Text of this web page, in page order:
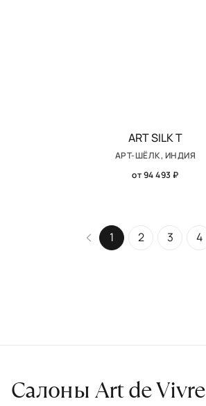
ART SILK T
АРТ-ШЁЛК, ИНДИЯ
от 94 493 ₽
1 2 3 4
Салоны Art de Vivre